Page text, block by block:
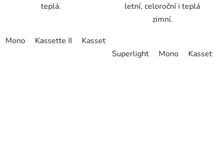
teplá.
Mono Kassette II Kassette IV
letní, celoroční i teplá
zimní.
Superlight Mono